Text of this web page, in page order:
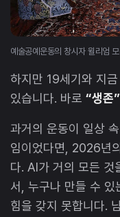
예술공예운동의 창시자 윌리엄
하지만 19세기와 지
있습니다. 바로 “생존”
과거의 운동이 일상
임이었다면, 2026년
다. AI가 거의 모든 것
서, 누구나 만들 수 있
힘을 갖지 못합니다.